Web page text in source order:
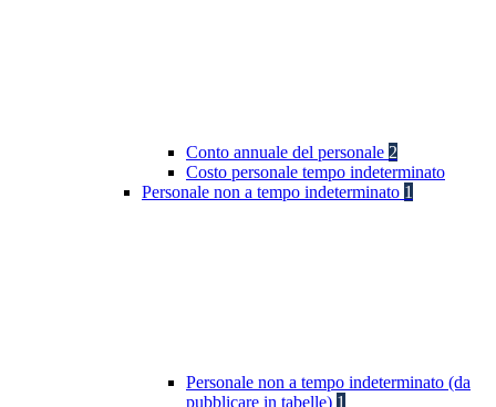
Conto annuale del personale 2
Costo personale tempo indeterminato
Personale non a tempo indeterminato 1
Personale non a tempo indeterminato (da
pubblicare in tabelle) 1